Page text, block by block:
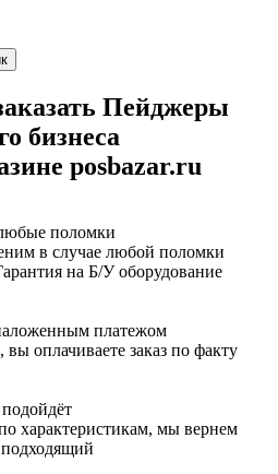
Пейджеры
бизнеса
posbazar.ru
поломки
в случае любой поломки
на Б/У оборудование
платежом
оплачиваете заказ по факту
характеристикам, мы вернем